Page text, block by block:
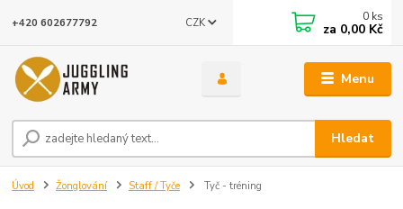
Menu
CZK
Hledat
+420 602677792 0 ks
za 0,00 Kč
Úvod Žonglování Staff / Tyče Tyč - tréning